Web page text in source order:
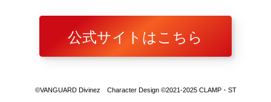
公式サイトはこちら
©VANGUARD Divinez Character Design ©2021-2025 CLAMP・ST